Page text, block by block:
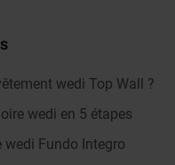
wedi Top Wall ?
wedi en 5 étapes
wedi Fundo Integro